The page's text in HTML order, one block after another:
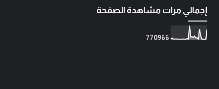
إجمالي مرات مشاهدة الصفحة
770966